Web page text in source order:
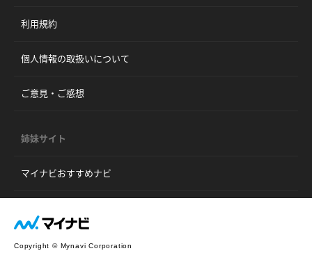
利用規約
個人情報の取扱いについて
ご意見・ご感想
姉妹サイト
マイナビおすすめナビ
Copyright © Mynavi Corporation